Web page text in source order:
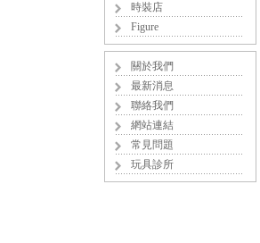
時裝店
Figure
關於我們
最新消息
聯絡我們
網站連結
常見問題
玩具診所